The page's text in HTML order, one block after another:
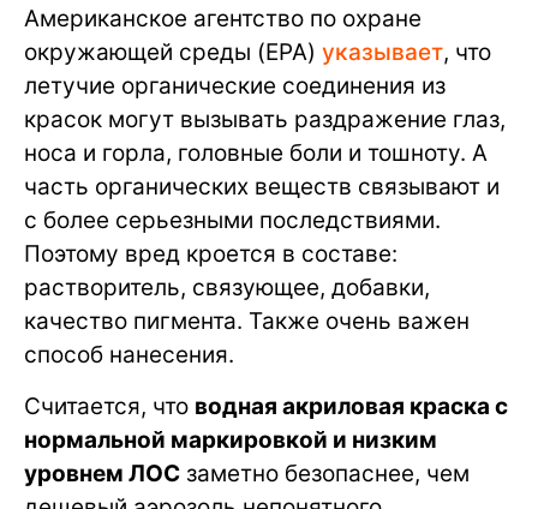
Американское агентство по охране
окружающей среды (EPA) указывает, что
летучие органические соединения из
красок могут вызывать раздражение глаз,
носа и горла, головные боли и тошноту. А
часть органических веществ связывают и
с более серьезными последствиями.
Поэтому вред кроется в составе:
растворитель, связующее, добавки,
качество пигмента. Также очень важен
способ нанесения.
Считается, что водная акриловая краска с
нормальной маркировкой и низким
уровнем ЛОС заметно безопаснее, чем